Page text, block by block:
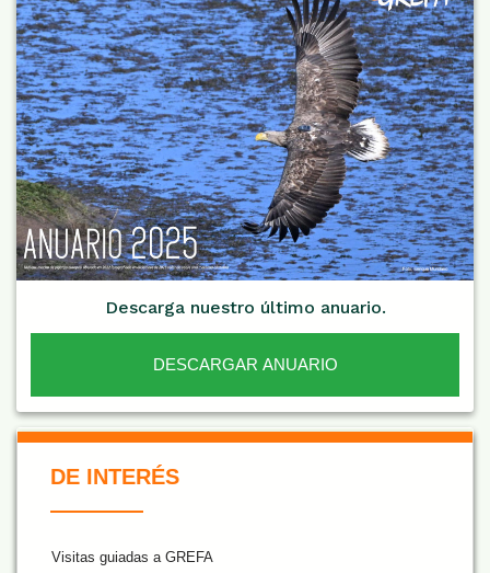
Descarga nuestro último anuario.
DESCARGAR ANUARIO
De Interés NARANJA
DE INTERÉS
Visitas guiadas a GREFA